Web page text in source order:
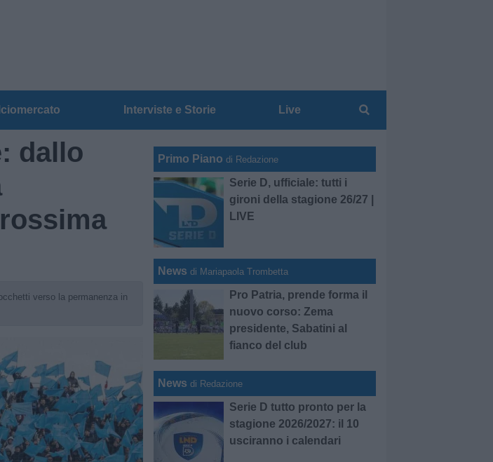
Interviste e Storie Live
dallo
verso la permanenza in
Primo Piano di Redazione
Serie D, ufficiale: tutti i
gironi della stagione 26/27 |
LIVE
News di Mariapaola Trombetta
Pro Patria, prende forma il
nuovo corso: Zema
presidente, Sabatini al
fianco del club
News di Redazione
Serie D tutto pronto per la
stagione 2026/2027: il 10
usciranno i calendari